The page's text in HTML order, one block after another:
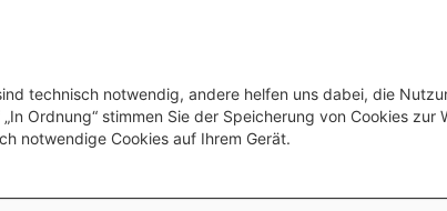
technisch notwendig, andere helfen uns dabei, die
Ordnung“ stimmen Sie der Speicherung von Cookies zur
notwendige Cookies auf Ihrem Gerät.